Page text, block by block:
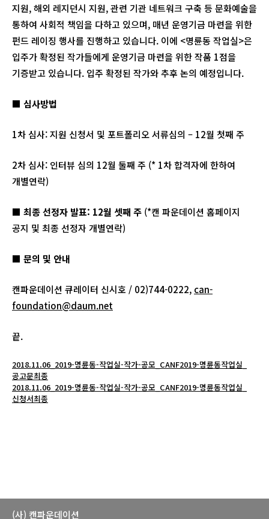
지원, 해외 레지던시 지원, 관련 기관 네트워크 구축 등 문화예술을
통하여 사회적 책임을 다하고 있으며, 매년 운영기금 마련을 위한
펀드 레이징 행사를 진행하고 있습니다. 이에 <명륜동 작업실>은
입주가 확정된 작가들에게 운영기금 마련을 위한 작품 1점을
기증받고 있습니다. 입주 확정된 작가와 추후 논의 예정입니다.
■ 심사방법
1차 심사: 지원 신청서 및 포트폴리오 서류심의 – 12월 첫째 주
2차 심사: 인터뷰 심의 12월 둘째 주 (* 1차 합격자에 한하여
개별연락)
■ 최종 선정자 발표: 12월 셋째 주 (*캔 파운데이션 홈페이지
공지 및 최종 선정자 개별연락)
■ 문의 및 안내
캔파운데이션 큐레이터 신시호 / 02)744-0222, can-
foundation@daum.net
끝.
2018.11.06_2019-명륜동-작업실-작가-공모_CANF2019-명륜동작업실_
공고문최종
2018.11.06_2019-명륜동-작업실-작가-공모_CANF2019-명륜동작업실_
신청서최종
(사) 캔파운데이션